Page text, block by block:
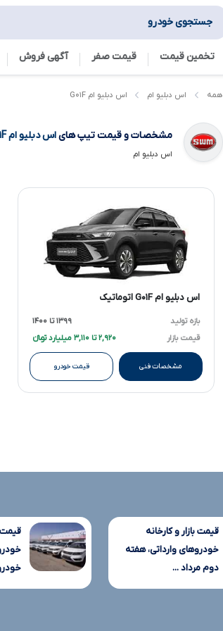
جستجوی خودرو
تخمین قیمت قیمت صفر آگهی فروش
همه اس دبلیو ام اس دبلیو ام G۰۱F
مشخصات و قیمت تیپ هایاس دبلیو ام G۰۱F
اس دبلیو ام
اس دبلیو ام G۰۱F اتوماتیک
بازه تولید
۱۳۹۹ تا ۱۴۰۰
قیمت بازار
۲,۹۲۰ تا ۳,۱۱۰ میلیارد تومانءءء
مشخصات فنی قیمت خودرو
قیمت بازار و کارخانه
خودروهای وارداتی، هفته
دوم مرداد ...
قیمت